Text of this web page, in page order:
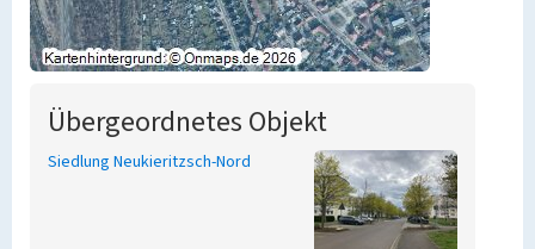
Übergeordnetes Objekt
Siedlung Neukieritzsch-Nord